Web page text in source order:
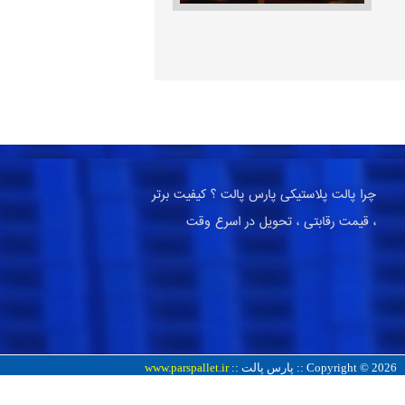
چرا پالت پلاستیکی پارس پالت ؟ کیفیت برتر
، قیمت رقابتی ، تحویل در اسرع وقت
Copyright © 2026 :: پارس پالت :: www.parspallet.ir